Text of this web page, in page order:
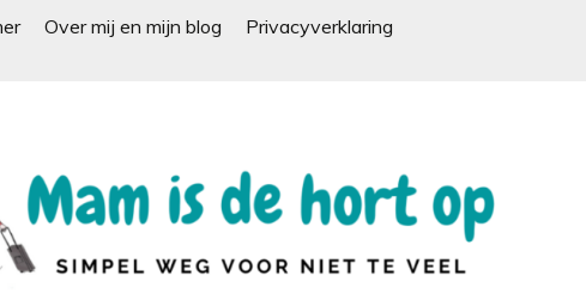
Over mij en mijn blog
Privacyverklaring